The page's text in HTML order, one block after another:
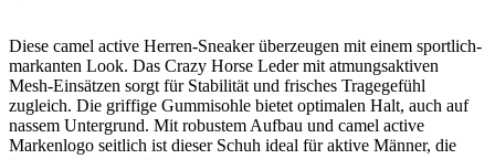
Diese camel active Herren-Sneaker überzeugen mit einem sportlich-
markanten Look. Das Crazy Horse Leder mit atmungsaktiven
Mesh-Einsätzen sorgt für Stabilität und frisches Tragegefühl
zugleich. Die griffige Gummisohle bietet optimalen Halt, auch auf
nassem Untergrund. Mit robustem Aufbau und camel active
Markenlogo seitlich ist dieser Schuh ideal für aktive Männer, die